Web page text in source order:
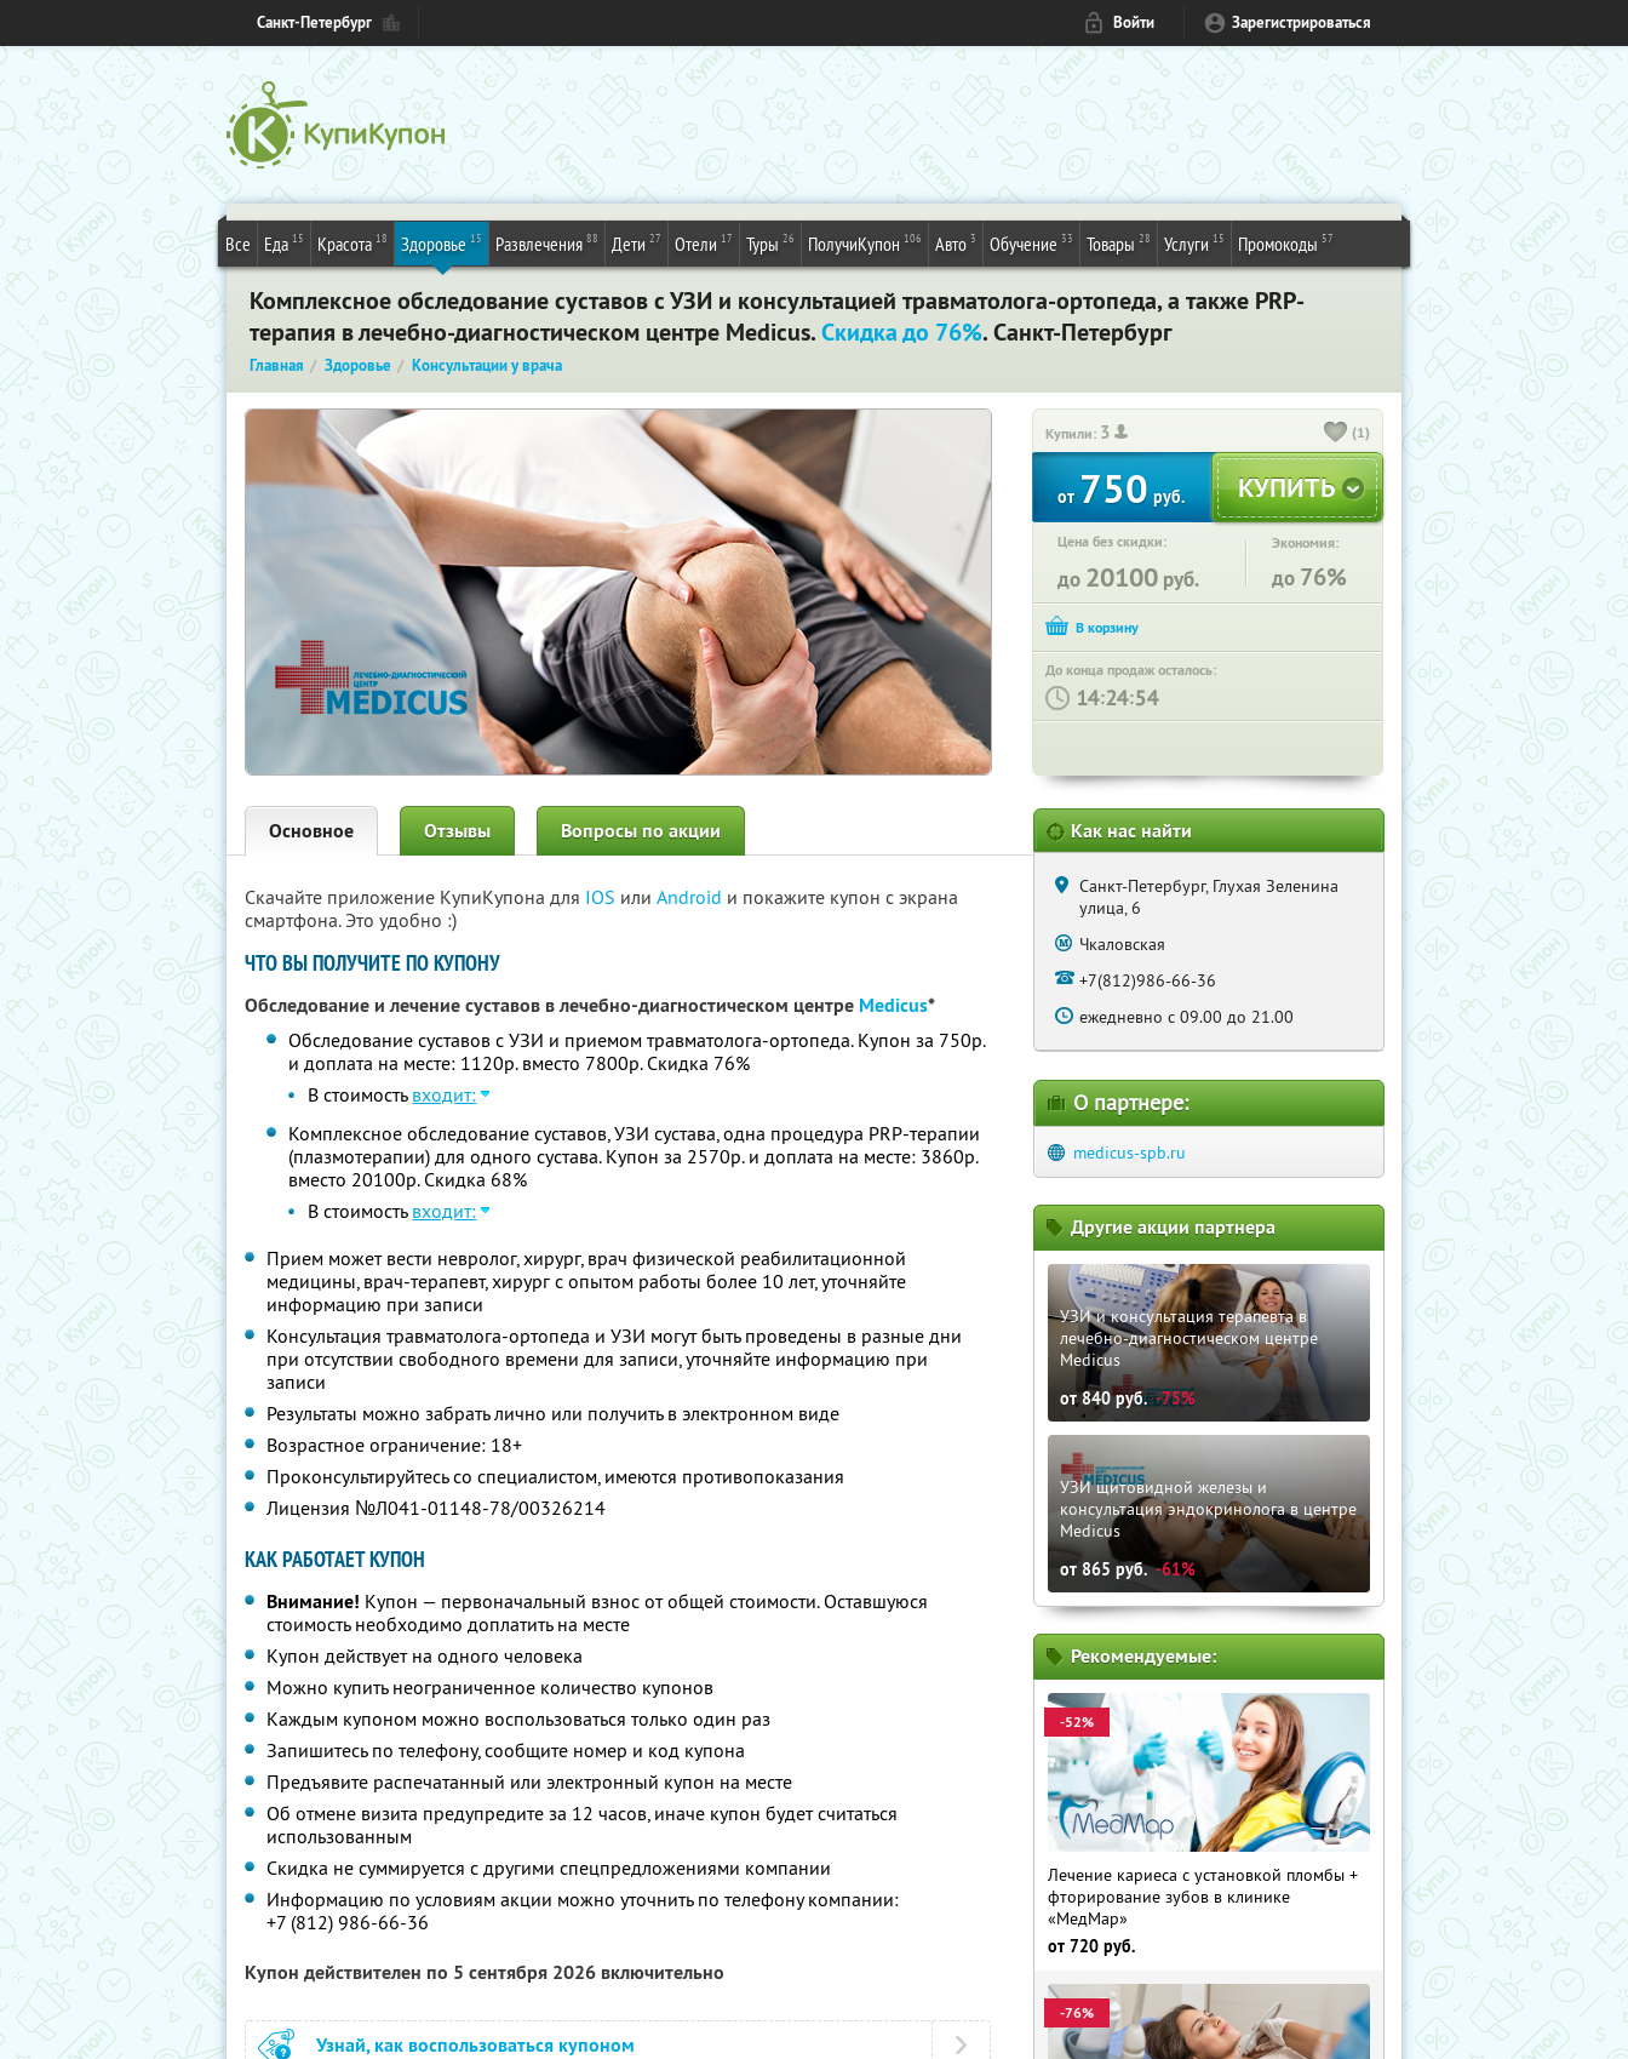
Санкт-Петербург Войти Зарегистрироваться
Все Еда 15 Красота 18 Здоровье 15 Развлечения 88 Дети 27 Отели 17 Туры 26 ПолучиКупон 106 Авто 3 Обучение 33 Товары 28 Услуги 15 Промокоды 57
Комплексное обследование суставов с УЗИ и консультацией травматолога-ортопеда, а также PRP-
терапия в лечебно-диагностическом центре Medicus.Скидка до 76%. Санкт-Петербург
Главная Здоровье Консультации у врача
Купили: 3 (1)
от750руб.
Цена без скидки:
до 20100 руб.
Экономия:
до 76%
До конца продаж осталось:
: :
Основное Отзывы Вопросы по акции
Скачайте приложение КупиКупона для IOS или Android и покажите купон с экрана
смартфона. Это удобно :)
ЧТО ВЫ ПОЛУЧИТЕ ПО КУПОНУ
Обследование и лечение суставов в лечебно-диагностическом центре Medicus*
Обследование суставов с УЗИ и приемом травматолога-ортопеда. Купон за 750р.
и доплата на месте: 1120р. вместо 7800р. Скидка 76%
В стоимость входит:
Комплексное обследование суставов, УЗИ сустава, одна процедура PRP-терапии
(плазмотерапии) для одного сустава. Купон за 2570р. и доплата на месте: 3860р.
вместо 20100р. Скидка 68%
В стоимость входит:
Прием может вести невролог, хирург, врач физической реабилитационной
медицины, врач-терапевт, хирург с опытом работы более 10 лет, уточняйте
информацию при записи
Консультация травматолога-ортопеда и УЗИ могут быть проведены в разные дни
при отсутствии свободного времени для записи, уточняйте информацию при
записи
Результаты можно забрать лично или получить в электронном виде
Возрастное ограничение: 18+
Проконсультируйтесь со специалистом, имеются противопоказания
Лицензия №Л041-01148-78/00326214
КАК РАБОТАЕТ КУПОН
Внимание! Купон — первоначальный взнос от общей стоимости. Оставшуюся
стоимость необходимо доплатить на месте
Купон действует на одного человека
Можно купить неограниченное количество купонов
Каждым купоном можно воспользоваться только один раз
Запишитесь по телефону, сообщите номер и код купона
Предъявите распечатанный или электронный купон на месте
Об отмене визита предупредите за 12 часов, иначе купон будет считаться
использованным
Скидка не суммируется с другими спецпредложениями компании
Информацию по условиям акции можно уточнить по телефону компании:
+7 (812) 986-66-36
Купон действителен по 5 сентября 2026 включительно
Узнай, как воспользоваться купоном
Как нас найти
Санкт-Петербург, Глухая Зеленина
улица, 6
Чкаловская
+7(812)986-66-36
ежедневно с 09.00 до 21.00
О партнере:
medicus-spb.ru
Другие акции партнера
УЗИ и консультация терапевта в
лечебно-диагностическом центре
Medicus
от840руб. -75%
УЗИ щитовидной железы и
консультация эндокринолога в центре
Medicus
от 865 руб. -61%
Рекомендуемые:
-52%
Лечение кариеса с установкой пломбы +
фторирование зубов в клинике
«МедМар»
от 720 руб.
-76%